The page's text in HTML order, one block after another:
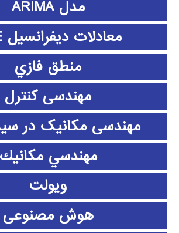
مدل ARIMA
معادلات دیفرانسیل ODE
منطق فازي
مهندسی کنترل
مهندسی مکانیک در
مهندسي مكانيك
ویولت
هوش مصنوعی